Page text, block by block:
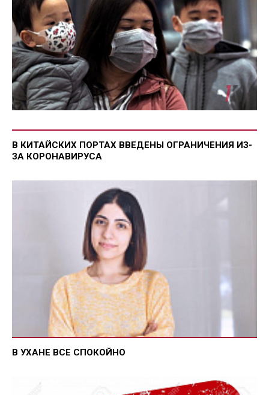
В КИТАЙСКИХ ПОРТАХ ВВЕДЕНЫ ОГРАНИЧЕНИЯ ИЗ-
ЗА КОРОНАВИРУСА
В УХАНЕ ВСЕ СПОКОЙНО